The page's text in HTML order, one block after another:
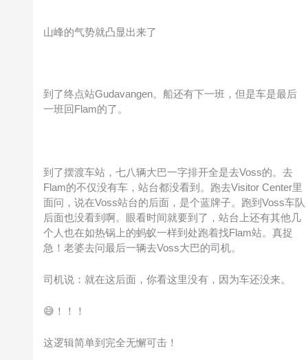
山峰的气势就凸显出来了
到了终点站Gudavangen。船还有下一班，但是车是最后
一班回Flam的了。
到了摆渡车站，七八辆大巴一字排开全是去Voss的。去
Flam的不仅没有车，站台都没看到。跑去Visitor Center里
面问，说在Voss站台的后面，是个蓝牌子。跑到Voss车队
后面也没看到啊。眼看时间就要到了，站台上还有其他几
个人也在如热锅上的蚂蚁一样到处跑着找Flam站。真捉
急！老婆去问最后一辆去Voss大巴的司机。
司机说：就在这后面，你看这里没有，因为车还没来。
😅！！！
这逻辑简单到完全无懈可击！